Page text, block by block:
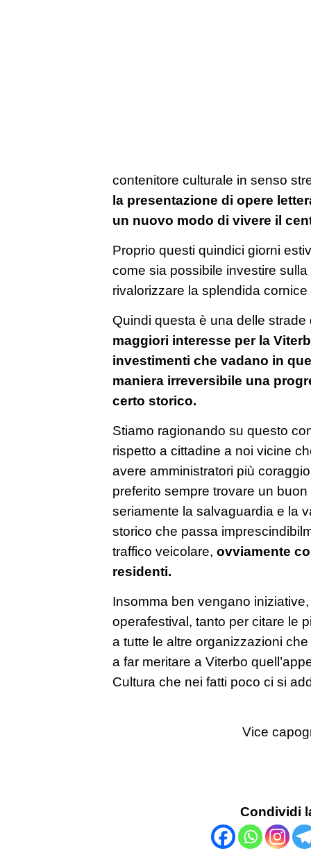
contenitore culturale in senso
la presentazione di opere
un nuovo modo di vivere il
Proprio questi quindici giorni
come sia possibile investire
rivalorizzare la splendida
Quindi questa è una delle strade
maggiori interesse per la
investimenti che vadano in
maniera irreversibile una
certo storico.
Stiamo ragionando su questo
rispetto a cittadine a noi vicine
avere amministratori più
preferito sempre trovare un
seriamente la salvaguardia e la
storico che passa
traffico veicolare, ovviamente
residenti.
Insomma ben vengano
operafestival, tanto per citare le
a tutte le altre organizzazioni
a far meritare a Viterbo
Cultura che nei fatti poco ci si
Vice
Condividi